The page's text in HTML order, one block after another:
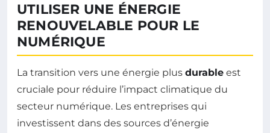
UTILISER UNE ÉNERGIE
RENOUVELABLE POUR LE
NUMÉRIQUE
La transition vers une énergie plus durable est
cruciale pour réduire l’impact climatique du
secteur numérique. Les entreprises qui
investissent dans des sources d’énergie